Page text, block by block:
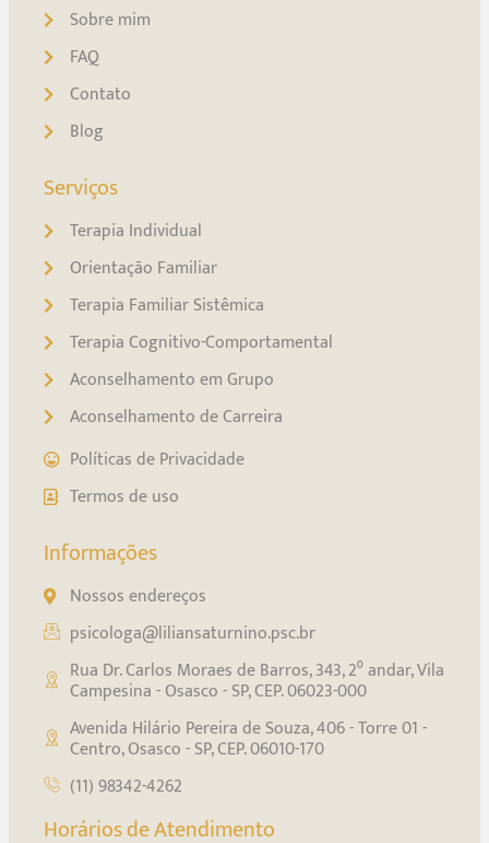
Sobre mim
FAQ
Contato
Blog
Serviços
Terapia Individual
Orientação Familiar
Terapia Familiar Sistêmica
Terapia Cognitivo-Comportamental
Aconselhamento em Grupo
Aconselhamento de Carreira
Políticas de Privacidade
Termos de uso
Informações
Nossos endereços
psicologa@liliansaturnino.psc.br
Rua Dr. Carlos Moraes de Barros, 343, 2⁰ andar, Vila
Campesina - Osasco - SP, CEP. 06023-000
Avenida Hilário Pereira de Souza, 406 - Torre 01 -
Centro, Osasco - SP, CEP. 06010-170
(11) 98342-4262
Horários de Atendimento